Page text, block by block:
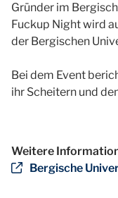
Gründer im
Fuckup Night wird
der Bergischen
Bei dem Event
ihr Scheitern und
Weitere
Bergische